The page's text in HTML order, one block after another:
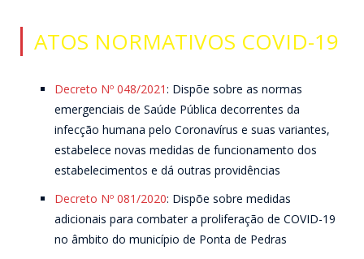
ATOS NORMATIVOS COVID-19
Decreto Nº 048/2021: Dispõe sobre as normas
emergenciais de Saúde Pública decorrentes da
infecção humana pelo Coronavírus e suas variantes,
estabelece novas medidas de funcionamento dos
estabelecimentos e dá outras providências
Decreto Nº 081/2020: Dispõe sobre medidas
adicionais para combater a proliferação de COVID-19
no âmbito do município de Ponta de Pedras